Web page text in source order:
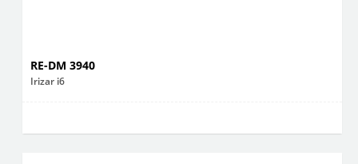
RE-DM 3940
Irizar i6